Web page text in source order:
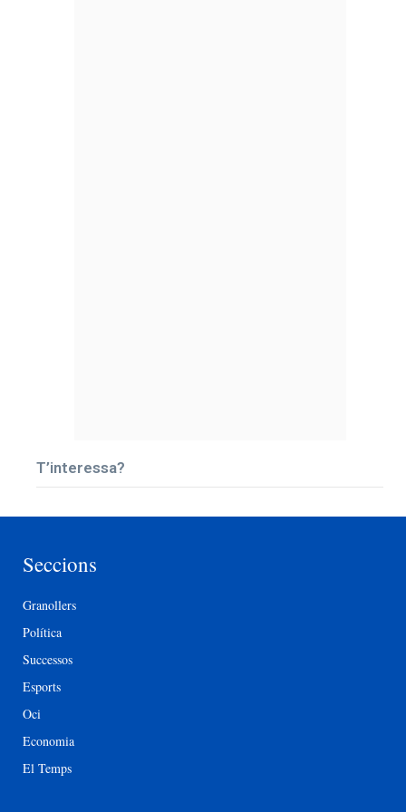
T’interessa?
Seccions
Granollers
Política
Successos
Esports
Oci
Economia
El Temps